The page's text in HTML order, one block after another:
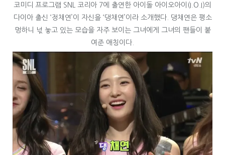
코미디 프로그램 SNL 코리아 7에 출연한 아이돌 아이오아이(I.O.I)의
다이아 출신 ‘정채연’이 자신을 ‘댕채연’이라 소개했다. 댕채연은 평소
멍하니 넋 놓고 있는 모습을 자주 보이는 그녀에게 그녀의 팬들이 붙
여준 애칭이다.